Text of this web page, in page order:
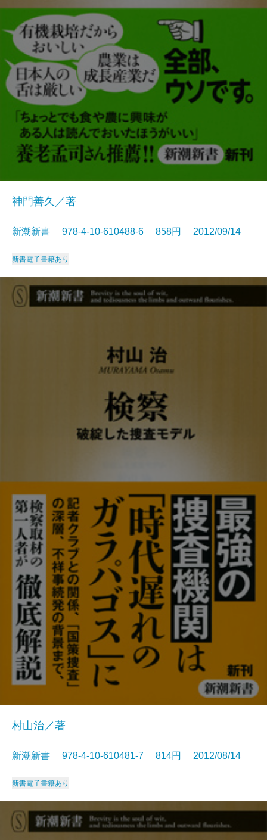
神門善久／著
新潮新書 978-4-10-610488-6 858円 2012/09/14
新書電子書籍あり
村山治／著
新潮新書 978-4-10-610481-7 814円 2012/08/14
新書電子書籍あり